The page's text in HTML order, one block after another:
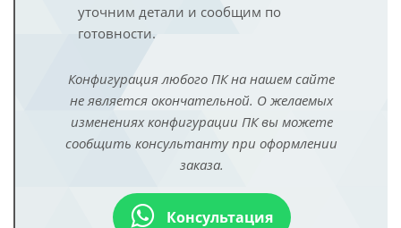
уточним детали и сообщим по
готовности.
Конфигурация любого ПК на нашем сайте
не является окончательной. О желаемых
изменениях конфигурации ПК вы можете
сообщить консультанту при оформлении
заказа.
Консультация